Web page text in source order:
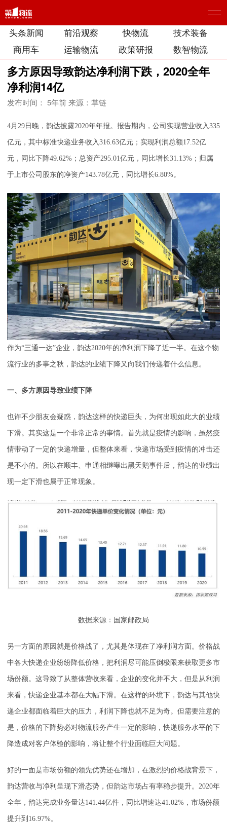
头条新闻 前沿观察 快物流
技术装备
商用车
运输物流 政策研报 数智物流
多方原因导致韵达净利润下跌，2020全年
净利润14亿
发布时间： 5年前来源：掌链
4月29日晚，韵达披露2020年年报。报告期内，公司实现营业收入335
亿元，其中标准快递业务收入316.63亿元；实现利润总额17.52亿
元，同比下降49.62%；总资产295.01亿元，同比增长31.13%；归属
于上市公司股东的净资产143.78亿元，同比增长6.80%。
作为“三通一达”企业，韵达2020年的净利润下降了近一半。在这个物
流行业的多事之秋，韵达的业绩下降又向我们传递着什么信息。
一、多方原因导致业绩下降
也许不少朋友会疑惑，韵达这样的快递巨头，为何出现如此大的业绩
下滑。其实这是一个非常正常的事情。首先就是疫情的影响，虽然疫
情带动了一定的快递增量，但整体来看，快递市场受到疫情的冲击还
是不小的。所以在顺丰、申通相继曝出黑天鹅事件后，韵达的业绩出
现一定下滑也属于正常现象。
数据来源：国家邮政局
另一方面的原因就是价格战了，尤其是体现在了净利润方面。价格战
中各大快递企业纷纷降低价格，把利润尽可能压倒极限来获取更多市
场份额。这导致了从整体营收来看，企业的变化并不大，但是从利润
来看，快递企业基本都在大幅下滑。在这样的环境下，韵达与其他快
递企业都面临着巨大的压力，利润下降也就不足为奇。但需要注意的
是，价格的下降势必对物流服务产生一定的影响，快递服务水平的下
降造成对客户体验的影响，将让整个行业面临巨大问题。
好的一面是市场份额的领先优势还在增加，在激烈的价格战背景下，
韵达营收与净利呈现下滑态势，但韵达市场占有率稳步提升。2020年
全年，韵达完成业务量达141.44亿件，同比增速达41.02%，市场份额
提升到16.97%。